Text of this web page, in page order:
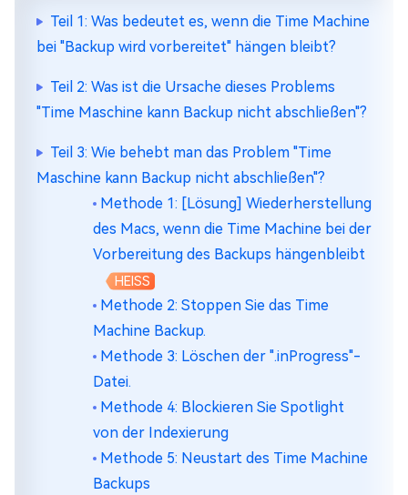
Teil 1: Was bedeutet es, wenn die Time Machine
bei "Backup wird vorbereitet" hängen bleibt?
Teil 2: Was ist die Ursache dieses Problems
"Time Maschine kann Backup nicht abschließen"?
Teil 3: Wie behebt man das Problem "Time
Maschine kann Backup nicht abschließen"?
Methode 1: [Lösung] Wiederherstellung
des Macs, wenn die Time Machine bei der
Vorbereitung des Backups hängenbleibt
HEISS
Methode 2: Stoppen Sie das Time
Machine Backup.
Methode 3: Löschen der ".inProgress"-
Datei.
Methode 4: Blockieren Sie Spotlight
von der Indexierung
Methode 5: Neustart des Time Machine
Backups